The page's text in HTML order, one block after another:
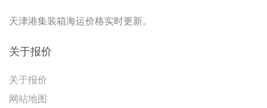
天津港集装箱海运价格实时更新。
关于报价
关于报价
网站地图